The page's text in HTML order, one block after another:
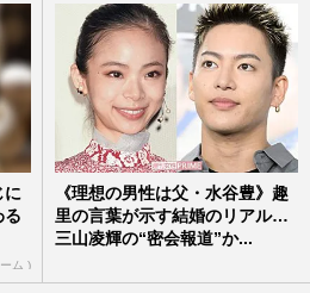
に
る
ム )
《理想の男性は父・水谷豊》趣
里の言葉が示す結婚のリアル…
三山凌輝の“密会報道”か...